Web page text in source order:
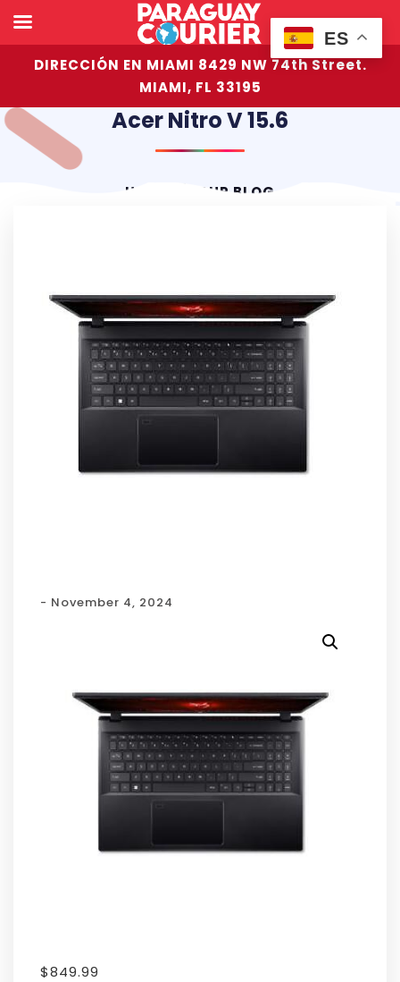
DIRECCIÓN EN MIAMI 8429 NW 74th Street.
MIAMI, FL 33195
Acer Nitro V 15.6
HOME OUR BLOG
- November 4, 2024
$849.99
ES